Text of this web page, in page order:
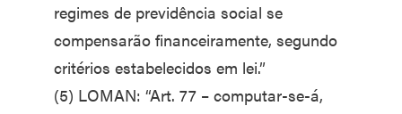
regimes de previdência social se
compensarão financeiramente, segundo
critérios estabelecidos em lei.”
(5) LOMAN: “Art. 77 – computar-se-á,